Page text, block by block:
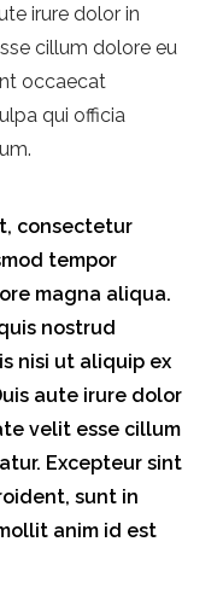
irure dolor in
cillum dolore eu
occaecat
qui officia
consectetur
tempor
magna aliqua.
nostrud
nisi ut aliquip ex
aute irure dolor
velit esse cillum
Excepteur sint
sunt in
anim id est